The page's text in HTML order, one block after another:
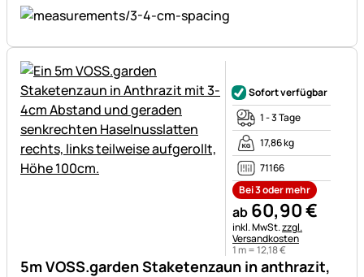
5m VOSS.garden Staketenzaun in anthrazit,
Sofort verfügbar
1 - 3 Tage
17,86 kg
71166
Bei 3 oder mehr
ab 60,90€
Steuerhinweis:
inkl. MwSt.zzgl.
Versandkosten
1 m =12,18€